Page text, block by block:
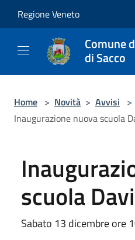
Regione Veneto
Comune
di Sacco
Home > Novità > Avvisi >
Inaugurazione nuova scuola
scuola
Sabato 13 dicembre ore